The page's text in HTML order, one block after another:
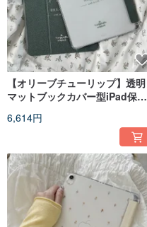
【オリーブチューリップ】透明
マットブックカバー型iPad保護
6,614円